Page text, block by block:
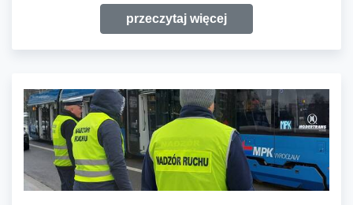
przeczytaj więcej